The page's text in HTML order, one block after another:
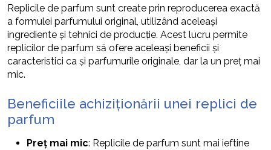
Replicile de parfum sunt create prin reproducerea exactă
a formulei parfumului original, utilizând aceleași
ingrediente și tehnici de producție. Acest lucru permite
replicilor de parfum să ofere aceleași beneficii și
caracteristici ca și parfumurile originale, dar la un preț mai
mic.
Beneficiile achiziționării unei replici de
parfum
Preț mai mic: Replicile de parfum sunt mai ieftine